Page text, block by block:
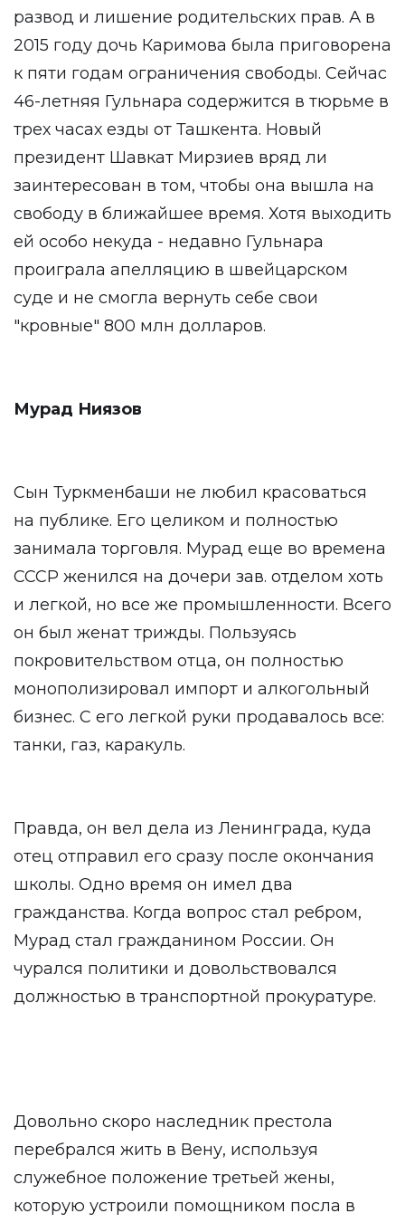
развод и лишение родительских прав. А в
2015 году дочь Каримова была приговорена
к пяти годам ограничения свободы. Сейчас
46-летняя Гульнара содержится в тюрьме в
трех часах езды от Ташкента. Новый
президент Шавкат Мирзиев вряд ли
заинтересован в том, чтобы она вышла на
свободу в ближайшее время. Хотя выходить
ей особо некуда - недавно Гульнара
проиграла апелляцию в швейцарском
суде и не смогла вернуть себе свои
"кровные" 800 млн долларов.
Мурад Ниязов
Сын Туркменбаши не любил красоваться
на публике. Его целиком и полностью
занимала торговля. Мурад еще во времена
СССР женился на дочери зав. отделом хоть
и легкой, но все же промышленности. Всего
он был женат трижды. Пользуясь
покровительством отца, он полностью
монополизировал импорт и алкогольный
бизнес. С его легкой руки продавалось все:
танки, газ, каракуль.
Правда, он вел дела из Ленинграда, куда
отец отправил его сразу после окончания
школы. Одно время он имел два
гражданства. Когда вопрос стал ребром,
Мурад стал гражданином России. Он
чурался политики и довольствовался
должностью в транспортной прокуратуре.
Довольно скоро наследник престола
перебрался жить в Вену, используя
служебное положение третьей жены,
которую устроили помощником посла в